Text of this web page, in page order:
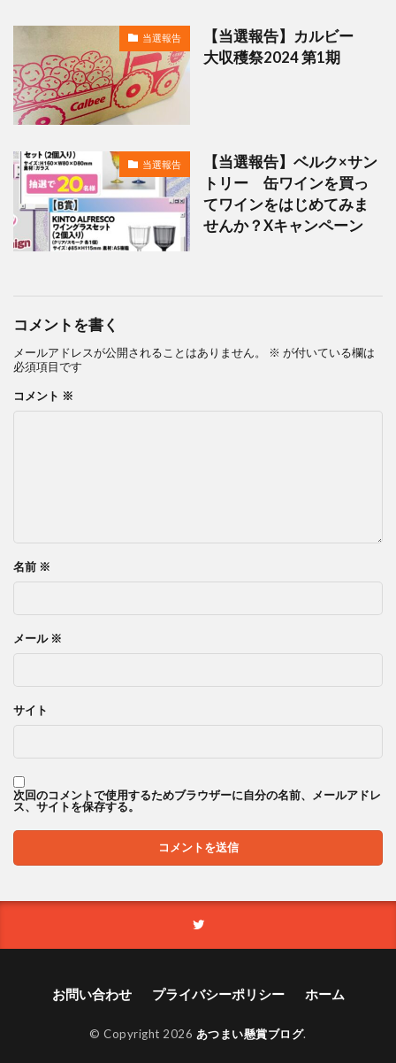
当選報告
【当選報告】カルビー
大収穫祭2024 第1期
当選報告
【当選報告】ベルク×サン
トリー 缶ワインを買っ
てワインをはじめてみま
せんか？Xキャンペーン
コメントを書く
メールアドレスが公開されることはありません。 ※ が付いている欄は
必須項目です
コメント ※
名前 ※
メール ※
サイト
次回のコメントで使用するためブラウザーに自分の名前、メールアドレ
ス、サイトを保存する。
お問い合わせ プライバシーポリシー ホーム
© Copyright 2026 あつまい懸賞ブログ.